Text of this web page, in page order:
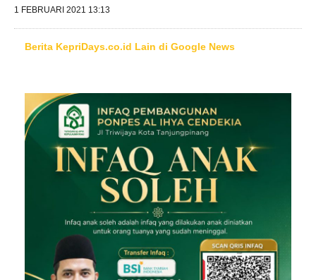
1 FEBRUARI 2021 13:13
Berita KepriDays.co.id Lain di Google News